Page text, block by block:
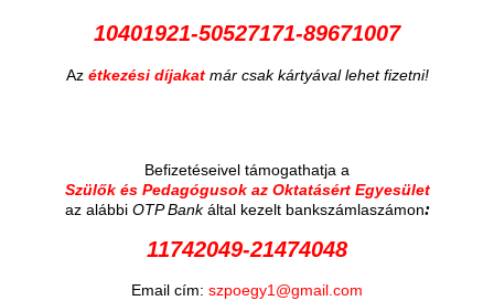
10401921-50527171-89671007
Az étkezési díjakat már csak kártyával lehet fizetni!
Befizetéseivel támogathatja a
Szülők és Pedagógusok az Oktatásért Egyesület
az alábbi OTP Bankáltal kezelt bankszámlaszámon:
11742049-21474048
Email cím: szpoegy1@gmail.com